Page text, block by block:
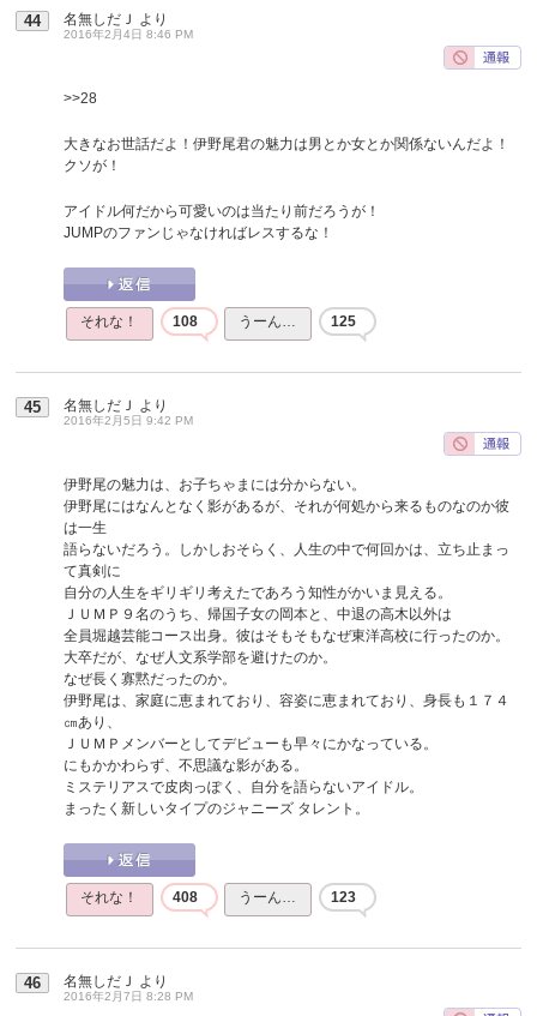
44 名無しだＪ より
2016年2月4日 8:46 PM
>>28
大きなお世話だよ！伊野尾君の魅力は男とか女とか関係ないんだよ！
クソが！
アイドル何だから可愛いのは当たり前だろうが！
JUMPのファンじゃなければレスするな！
それな！ 108 うーん… 125
45 名無しだＪ より
2016年2月5日 9:42 PM
伊野尾の魅力は、お子ちゃまには分からない。
伊野尾にはなんとなく影があるが、それが何処から来るものなのか彼
は一生
語らないだろう。しかしおそらく、人生の中で何回かは、立ち止まっ
て真剣に
自分の人生をギリギリ考えたであろう知性がかいま見える。
ＪＵＭＰ９名のうち、帰国子女の岡本と、中退の高木以外は
全員堀越芸能コース出身。彼はそもそもなぜ東洋高校に行ったのか。
大卒だが、なぜ人文系学部を避けたのか。
なぜ長く寡黙だったのか。
伊野尾は、家庭に恵まれており、容姿に恵まれており、身長も１７４
㎝あり、
ＪＵＭＰメンバーとしてデビューも早々にかなっている。
にもかかわらず、不思議な影がある。
ミステリアスで皮肉っぽく、自分を語らないアイドル。
まったく新しいタイプのジャニーズ タレント。
それな！ 408 うーん… 123
46 名無しだＪ より
2016年2月7日 8:28 PM